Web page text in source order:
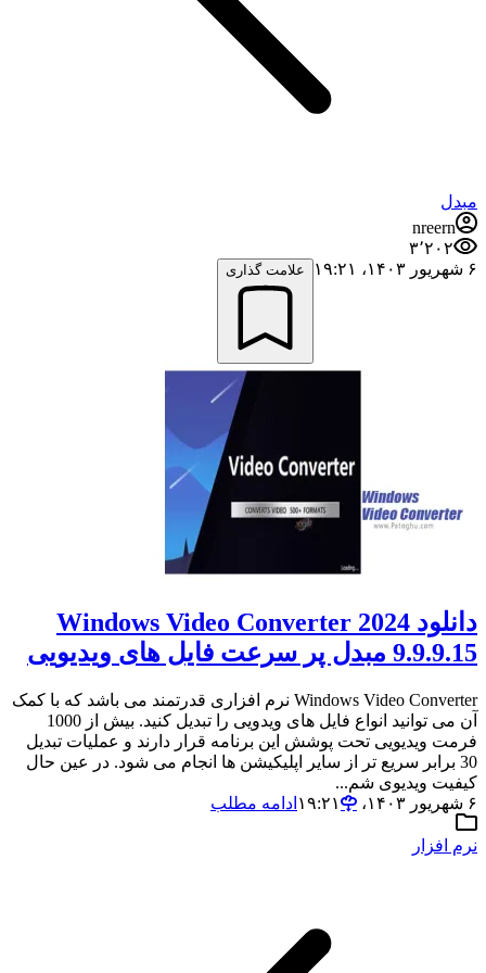
مبدل
nreern
۳٬۲۰۲
۶ شهریور ۱۴۰۳،‏ ۱۹:۲۱
علامت گذاری
دانلود Windows Video Converter 2024
9.9.9.15 مبدل پر سرعت فایل های ویدیویی
Windows Video Converter نرم افزاری قدرتمند می باشد که با کمک
آن می توانید انواع فایل های ویدویی را تبدیل کنید. بیش از 1000
فرمت ویدیویی تحت پوشش این برنامه قرار دارند و عملیات تبدیل
30 برابر سریع تر از سایر اپلیکیشن ها انجام می شود. در عین حال
کیفیت ویدیوی شم...
۶ شهریور ۱۴۰۳،‏ ۱۹:۲۱
ادامه مطلب
نرم افزار